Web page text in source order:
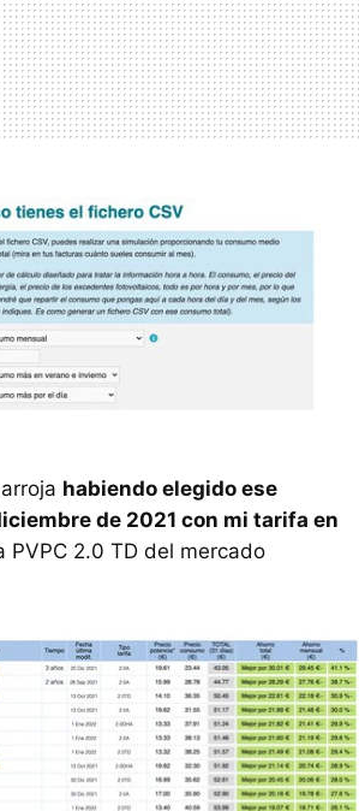
habiendo elegido ese
de 2021 con mi tarifa en
PVPC 2.0 TD del mercado